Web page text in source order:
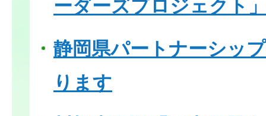
ーダーズプロジェクト
静岡県パートナーシッ
ります